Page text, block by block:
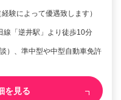
験によって優遇致します）
線「逆井駅」より徒歩10分
）、準中型や中型自動車免許
を見る